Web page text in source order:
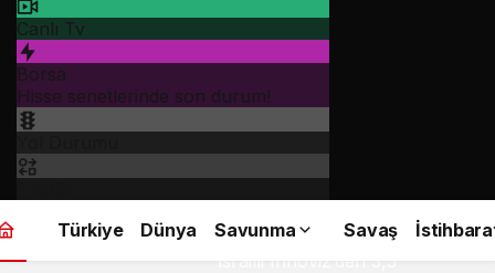
Canlı Tv
Borsa
Hisse senetlerinde son durum!
Türkiye
Dünya Savunma Savaş
İsrailli Innoviz’den 3,5